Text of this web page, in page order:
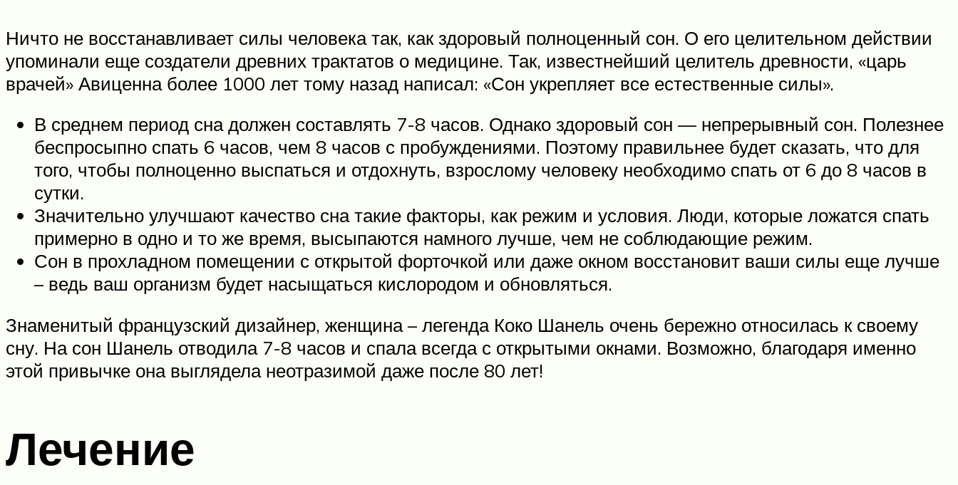
Ничто не восстанавливает силы человека так, как здоровый полноценный сон. О его целительном действии
упоминали еще создатели древних трактатов о медицине. Так, известнейший целитель древности, «царь
врачей» Авиценна более 1000 лет тому назад написал: «Сон укрепляет все естественные силы».
В среднем период сна должен составлять 7-8 часов. Однако здоровый сон — непрерывный сон. Полезнее
беспросыпно спать 6 часов, чем 8 часов с пробуждениями. Поэтому правильнее будет сказать, что для
того, чтобы полноценно выспаться и отдохнуть, взрослому человеку необходимо спать от 6 до 8 часов в
сутки.
Значительно улучшают качество сна такие факторы, как режим и условия. Люди, которые ложатся спать
примерно в одно и то же время, высыпаются намного лучше, чем не соблюдающие режим.
Сон в прохладном помещении с открытой форточкой или даже окном восстановит ваши силы еще лучше
– ведь ваш организм будет насыщаться кислородом и обновляться.
Знаменитый французский дизайнер, женщина – легенда Коко Шанель очень бережно относилась к своему
сну. На сон Шанель отводила 7-8 часов и спала всегда с открытыми окнами. Возможно, благодаря именно
этой привычке она выглядела неотразимой даже после 80 лет!
Лечение